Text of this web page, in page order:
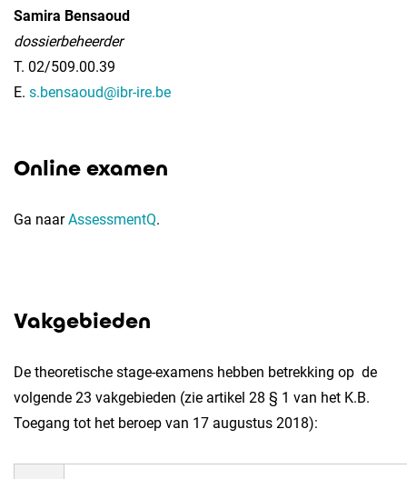
Samira Bensaoud
dossierbeheerder
T. 02/509.00.39
E. s.bensaoud@ibr-ire.be
Online examen
Ga naarAssessmentQ.
Vakgebieden
De theoretische stage-examens hebben betrekking op de
volgende 23 vakgebieden (zie artikel 28 § 1 van het K.B.
Toegang tot het beroep van 17 augustus 2018):